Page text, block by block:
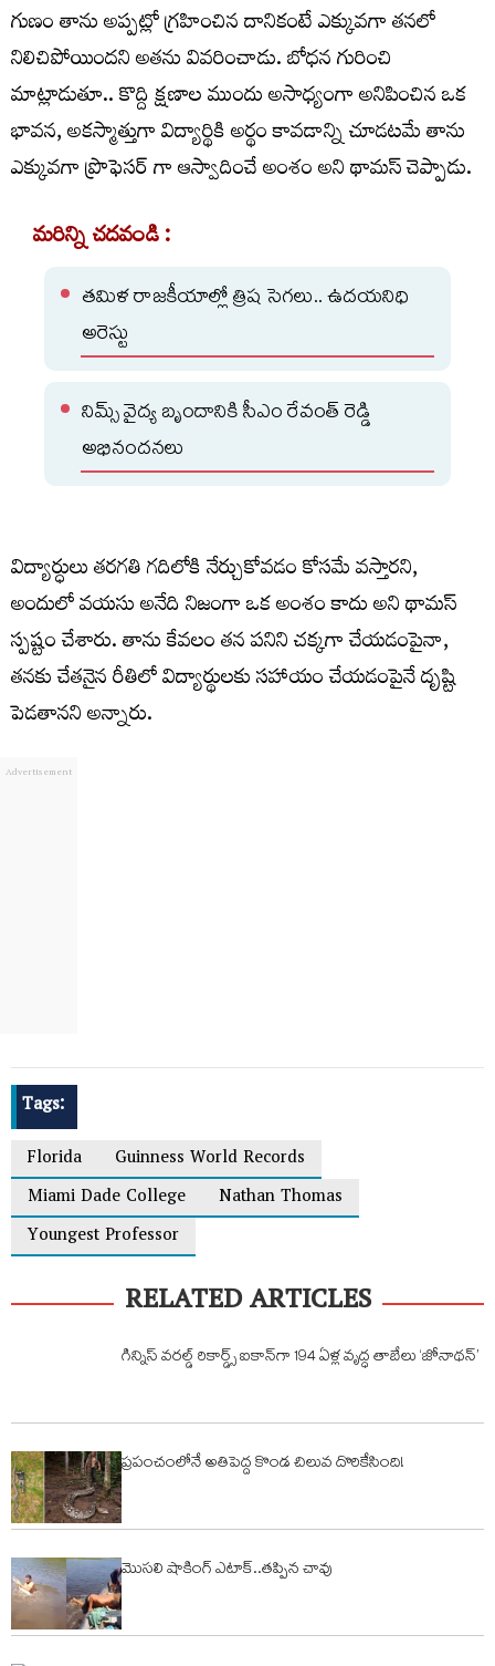
గుణం తాను అప్పట్లో గ్రహించిన దానికంటే ఎక్కువగా తనలో
నిలిచిపోయిందని అతను వివరించాడు. బోధన గురించి
మాట్లాడుతూ.. కొద్ది క్షణాల ముందు అసాధ్యంగా అనిపించిన ఒక
భావన, అకస్మాత్తుగా విద్యార్థికి అర్థం కావడాన్ని చూడటమే తాను
ఎక్కువగా ప్రొఫెసర్ గా ఆస్వాదించే అంశం అని థామస్ చెప్పాడు.
మరిన్ని చదవండి :
తమిళ రాజకీయాల్లో త్రిష సెగలు.. ఉదయనిధి
అరెస్టు
నిమ్స్ వైద్య బృందానికి సీఎం రేవంత్ రెడ్డి
అభినందనలు
విద్యార్ధులు తరగతి గదిలోకి నేర్చుకోవడం కోసమే వస్తారని,
అందులో వయసు అనేది నిజంగా ఒక అంశం కాదు అని థామస్
స్పష్టం చేశారు. తాను కేవలం తన పనిని చక్కగా చేయడంపైనా,
తనకు చేతనైన రీతిలో విద్యార్థులకు సహాయం చేయడంపైనే దృష్టి
పెడతానని అన్నారు.
Tags:
Florida
Guinness World Records
Miami Dade College
Nathan Thomas
Youngest Professor
RELATED ARTICLES
గిన్నిస్ వరల్డ్ రికార్డ్స్ ఐకాన్‌గా 194 ఏళ్ల వృద్ధ తాబేలు ‘జోనాథన్’
ప్రపంచంలోనే అతిపెద్ద కొండ చిలువ దొరికేసింది!
మొసలి షాకింగ్ ఎటాక్..తప్పిన చావు